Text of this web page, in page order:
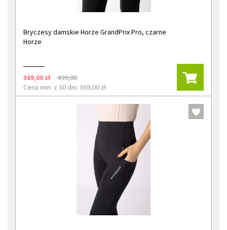
Bryczesy damskie Horze GrandPrix Pro, czarne
Horze
369,00 zł
499,00
Cena min. z 30 dni: 369,00 zł